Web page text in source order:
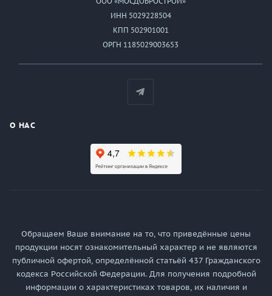
ИНН 5029228504
КПП 502901001
ОРГН 1185029003653
О НАС
Обращаем Ваше внимание на то, что приведённые цены
продукции носят ознакомительный характер и не являются
публичной офертой, определённой статьёй 437 Гражданского
кодекса Российской Федерации. Для получения подробной
информации о характеристиках товаров, их наличия и